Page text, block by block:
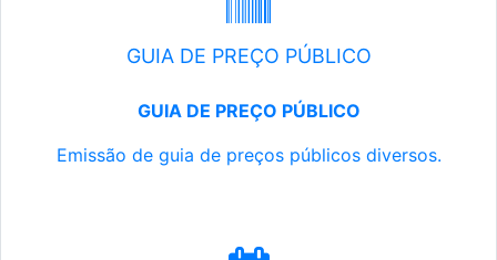
GUIA DE PREÇO PÚBLICO
GUIA DE PREÇO PÚBLICO
Emissão de guia de preços públicos diversos.